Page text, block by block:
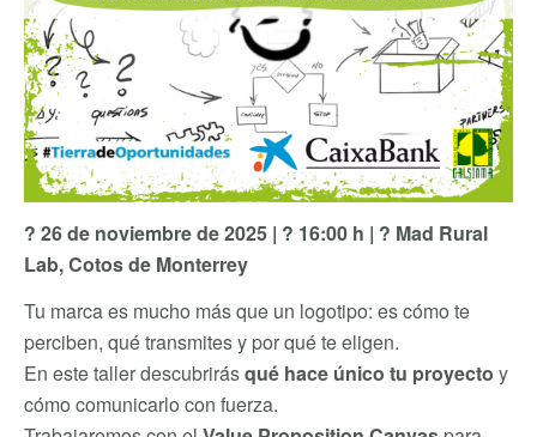
? 26 de noviembre de 2025 | ? 16:00 h | ? Mad Rural
Lab, Cotos de Monterrey
Tu marca es mucho más que un logotipo: es cómo te
perciben, qué transmites y por qué te eligen.
En este taller descubrirásqué hace único tu proyecto y
cómo comunicarlo con fuerza.